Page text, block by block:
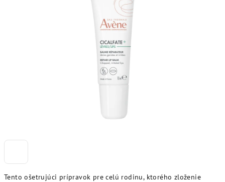
Tento ošetrujúci prípravok pre celú rodinu, ktorého zloženie